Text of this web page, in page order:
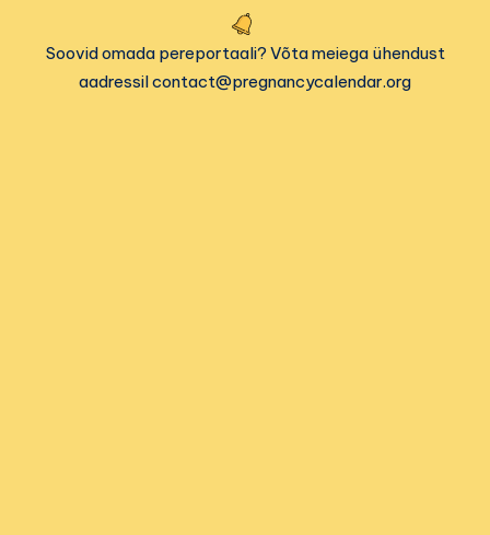
Soovid omada pereportaali? Võta meiega ühendust
aadressil contact@pregnancycalendar.org